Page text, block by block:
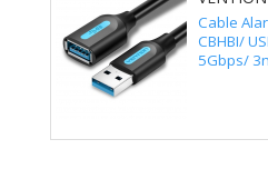
Cable
CBHBI/
5Gbps/